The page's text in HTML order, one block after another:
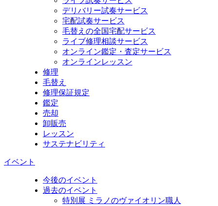
デリバリー試奏サービス
宅配試奏サービス
毛替えの全国宅配サービス
ライブ修理相談サービス
オンライン鑑定・査定サービス
オンラインレッスン
修理
毛替え
修理保証規定
鑑定
売却
卸販売
レッスン
サステナビリティ
イベント
今後のイベント
過去のイベント
特別展 ミラノのヴァイオリン職人